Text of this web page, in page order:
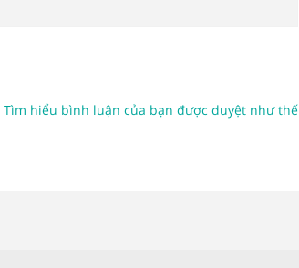
Tìm hiểu bình luận của bạn được duyệt như thế